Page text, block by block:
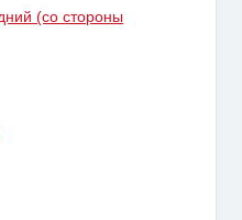
(со стороны